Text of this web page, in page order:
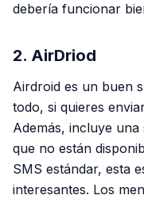
debería funcionar
2. AirDriod
Airdroid es un buen
todo, si quieres
Además, incluye
que no están
SMS estándar, esta
interesantes. Los